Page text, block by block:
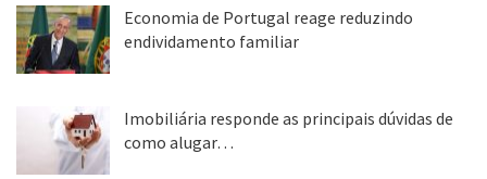
Economia de Portugal reage reduzindo
endividamento familiar
Imobiliária responde as principais dúvidas de
como alugar…